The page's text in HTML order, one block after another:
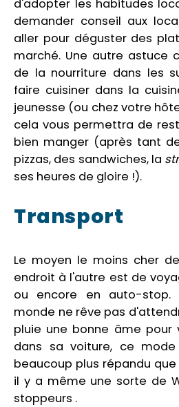
d'adopter les habitudes
demander conseil aux
aller pour déguster des
marché. Une autre astuce
de la nourriture dans les
faire cuisiner dans la
jeunesse (ou chez votre
cela vous permettra de
bien manger (après tant
pizzas, des sandwiches, la
ses heures de gloire !).
Transport
Le moyen le moins cher
endroit à l'autre est de
ou encore en auto-
monde ne rêve pas
pluie une bonne âme pour
dans sa voiture, ce
beaucoup plus répandu que
il y a même une sorte de
stoppeurs .